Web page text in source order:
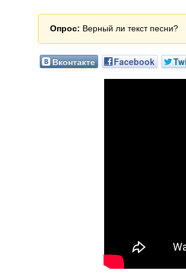
Опрос: Верный ли текст песни?
Вконтакте Facebook